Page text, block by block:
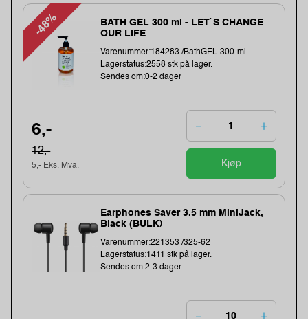
-48%
BATH GEL 300 ml - LET`S CHANGE
OUR LIFE
Varenummer:184283 /BathGEL-300-ml
Lagerstatus:2558 stk på lager.
Sendes om:0-2 dager
6,-
12,-
5,- Eks. Mva. Kjøp
Earphones Saver 3.5 mm MiniJack,
Black (BULK)
Varenummer:221353 /325-62
Lagerstatus:1411 stk på lager.
Sendes om:2-3 dager